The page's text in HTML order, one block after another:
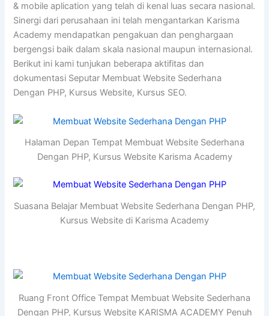
& mobile aplication yang telah di kenal luas secara nasional.
Sinergi dari perusahaan ini telah mengantarkan Karisma
Academy mendapatkan pengakuan dan penghargaan
bergengsi baik dalam skala nasional maupun internasional.
Berikut ini kami tunjukan beberapa aktifitas dan
dokumentasi Seputar Membuat Website Sederhana
Dengan PHP, Kursus Website, Kursus SEO.
Halaman Depan Tempat Membuat Website Sederhana
Dengan PHP, Kursus Website Karisma Academy
Suasana Belajar Membuat Website Sederhana Dengan PHP,
Kursus Website di Karisma Academy
Ruang Front Office Tempat Membuat Website Sederhana
Dengan PHP, Kursus Website KARISMA ACADEMY Penuh